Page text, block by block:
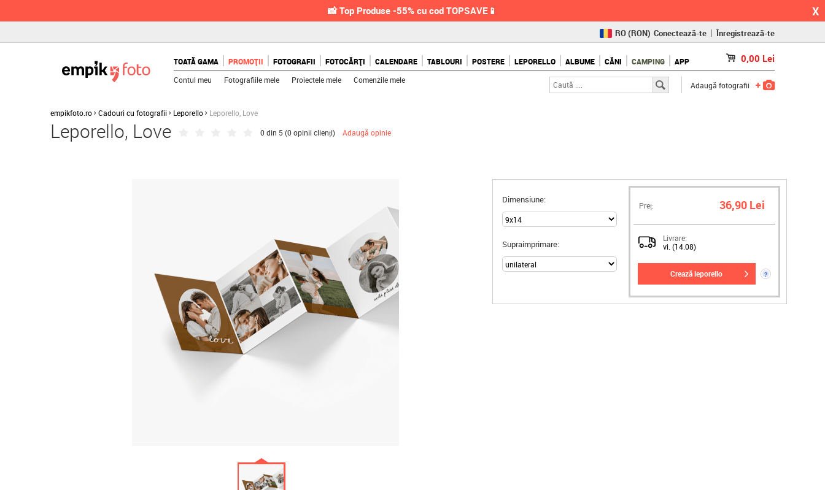
📸 Top Produse -55% cu cod TOPSAVE📱 X
(KČ)
SK(€)
RO(RON) Conectează-te Înregistrează-te
TOATĂ GAMA PROMOȚII FOTOGRAFII FOTOCĂRȚI CALENDARE TABLOURI POSTERE LEPORELLO ALBUME CĂNI CAMPING APP 0,00 Lei
Contul meu Fotografiile mele Proiectele mele Comenzile mele
Adaugă fotografii
empikfoto.ro Cadouri cu fotografii Leporello Leporello, Love
Leporello, Love 0 din 5 (0 opinii clienți) Adaugă opinie
Dimensiune:
Supraimprimare:
Preț: 36,90 Lei
Livrare:
vi. (14.08)
crează leporello ?